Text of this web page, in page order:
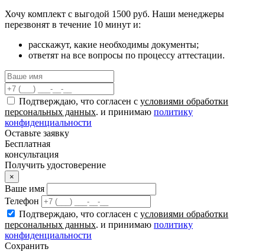
Хочу комплект с выгодой 1500 руб. Наши менеджеры
перезвонят в течение 10 минут и:
расскажут, какие необходимы документы;
ответят на все вопросы по процессу аттестации.
Подтверждаю, что согласен с условиями обработки
персональных данных. и принимаю политику
конфиденциальности
Оставьте заявку
Бесплатная
консультация
Получить удостоверение
×
Ваше имя
Телефон
Подтверждаю, что согласен с условиями обработки
персональных данных. и принимаю политику
конфиденциальности
Сохранить